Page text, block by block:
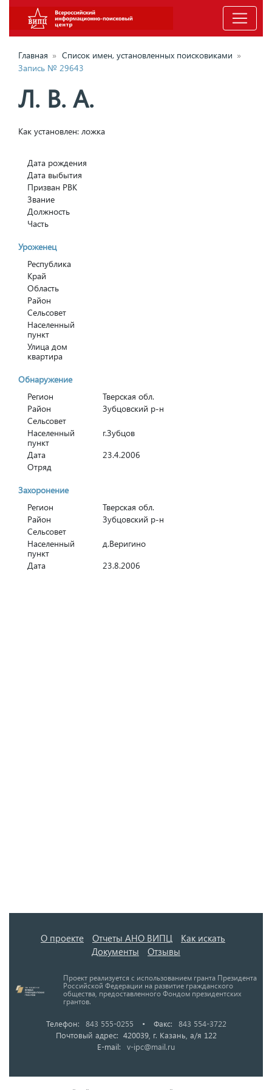
Главная » Список имен, установленных поисковиками »
Запись № 29643
Л. В. А.
Как установлен: ложка
Дата рождения
Дата выбытия
Призван РВК
Звание
Должность
Часть
Уроженец
Республика
Край
Область
Район
Сельсовет
Населенный
пункт
Улица дом
квартира
Обнаружение
Регион
Тверская обл.
Район
Зубцовский р-н
Сельсовет
Населенный
пункт
г.Зубцов
Дата
23.4.2006
Отряд
Захоронение
Регион
Тверская обл.
Район
Зубцовский р-н
Сельсовет
Населенный
пункт
д.Веригино
Дата
23.8.2006
О проекте Отчеты АНО ВИПЦ
Как искать
Документы
Отзывы
Проект реализуется с использованием гранта Президента
Российской Федерации на развитие гражданского
общества, предоставленного Фондом президентских
грантов.
Телефон: 843 555-0255 • Факс:
843 554-3722
Почтовый адрес: 420039, г. Казань, а/я 122
E-mail:
v-ipc@mail.ru